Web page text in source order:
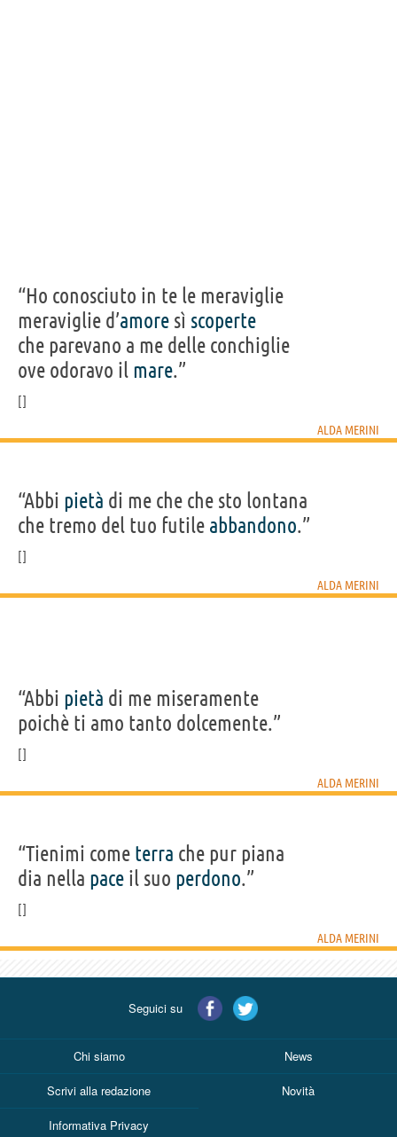
“Ho conosciuto in te le meraviglie
meraviglie d’amore sì scoperte
che parevano a me delle conchiglie
ove odoravo il mare.”
ALDA MERINI
“Abbi pietà di me che che sto lontana
che tremo del tuo futile abbandono.”
ALDA MERINI
“Abbi pietà di me miseramente
poichè ti amo tanto dolcemente.”
ALDA MERINI
“Tienimi come terra che pur piana
dia nella pace il suo perdono.”
ALDA MERINI
Seguici su
Chi siamo News
Scrivi alla redazione Novità
Informativa Privacy